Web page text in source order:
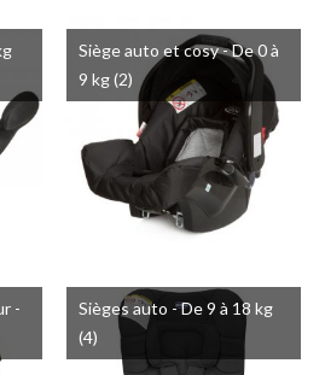
Siège auto et cosy - De 0 à
9 kg(2)
-
Sièges auto - De 9 à 18 kg
(4)